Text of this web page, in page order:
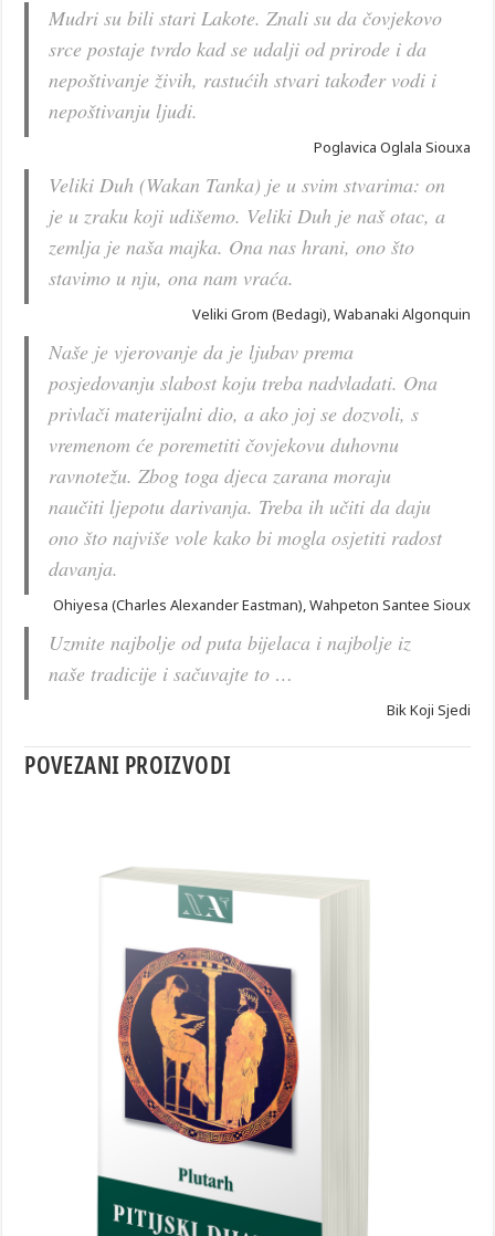
Mudri su bili stari Lakote. Znali su da čovjekovo
srce postaje tvrdo kad se udalji od prirode i da
nepoštivanje živih, rastućih stvari također vodi i
nepoštivanju ljudi.
Poglavica Oglala Siouxa
Veliki Duh (Wakan Tanka) je u svim stvarima: on
je u zraku koji udišemo. Veliki Duh je naš otac, a
zemlja je naša majka. Ona nas hrani, ono što
stavimo u nju, ona nam vraća.
Veliki Grom (Bedagi), Wabanaki Algonquin
Naše je vjerovanje da je ljubav prema
posjedovanju slabost koju treba nadvladati. Ona
privlači materijalni dio, a ako joj se dozvoli, s
vremenom će poremetiti čovjekovu duhovnu
ravnotežu. Zbog toga djeca zarana moraju
naučiti ljepotu darivanja. Treba ih učiti da daju
ono što najviše vole kako bi mogla osjetiti radost
davanja.
Ohiyesa (Charles Alexander Eastman), Wahpeton Santee Sioux
Uzmite najbolje od puta bijelaca i najbolje iz
naše tradicije i sačuvajte to …
Bik Koji Sjedi
POVEZANI PROIZVODI